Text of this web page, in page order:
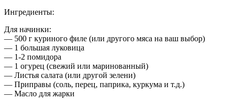
Ингредиенты:
Для начинки:
— 500 г куриного филе (или другого мяса на ваш выбор)
— 1 большая луковица
— 1-2 помидора
— 1 огурец (свежий или маринованный)
— Листья салата (или другой зелени)
— Приправы (соль, перец, паприка, куркума и т.д.)
— Масло для жарки